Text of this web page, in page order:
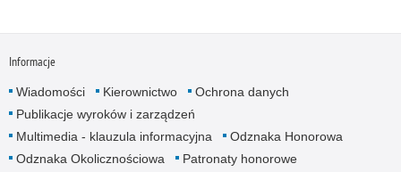
Informacje
Wiadomości Kierownictwo
Ochrona danych
Publikacje wyroków i zarządzeń
Multimedia - klauzula informacyjna
Odznaka Honorowa
Odznaka Okolicznościowa
Patronaty honorowe